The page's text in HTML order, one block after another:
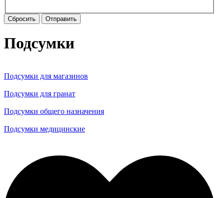
Сбросить Отправить
Подсумки
Подсумки для магазинов
Подсумки для гранат
Подсумки общего назначения
Подсумки медицинские